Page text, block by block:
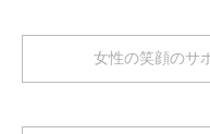
女性の笑顔のサ